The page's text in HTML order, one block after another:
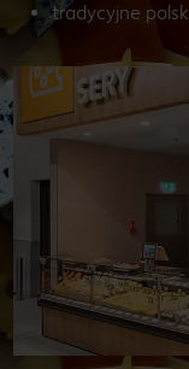
tradycyjne